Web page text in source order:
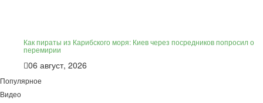
Как пираты из Карибского моря: Киев через посредников попросил о
перемирии
06 август, 2026
Популярное
Видео